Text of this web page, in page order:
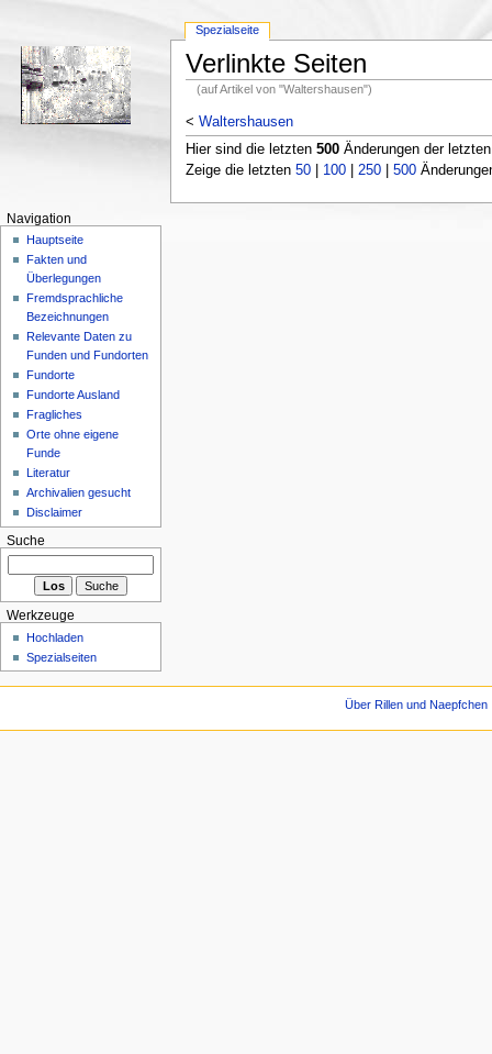
Verlinkte Seiten
(auf Artikel von "Waltershausen")
< Waltershausen
Hier sind die letzten 500Änderungen der
Zeige die letzten 50| 100| 250| 500
Spezialseite
Navigation
Hauptseite
Fakten und
Überlegungen
Fremdsprachliche
Bezeichnungen
Relevante Daten zu
Funden und Fundorten
Fundorte
Fundorte Ausland
Fragliches
Orte ohne eigene
Funde
Literatur
Archivalien gesucht
Disclaimer
Suche
Werkzeuge
Hochladen
Spezialseiten
Über Rillen und Naepfchen